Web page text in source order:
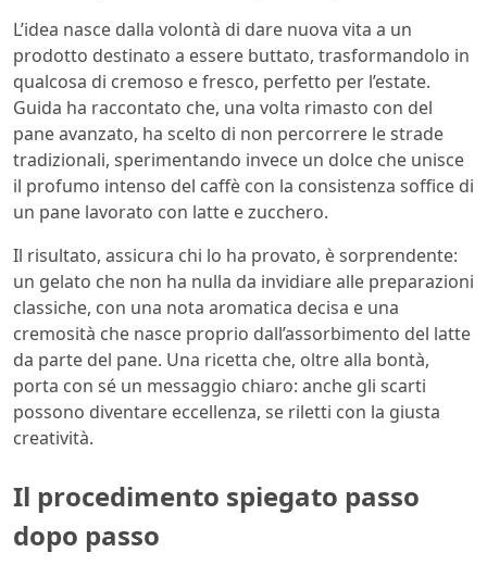
L’idea nasce dalla volontà di dare nuova vita a un
prodotto destinato a essere buttato, trasformandolo in
qualcosa di cremoso e fresco, perfetto per l’estate.
Guida ha raccontato che, una volta rimasto con del
pane avanzato, ha scelto di non percorrere le strade
tradizionali, sperimentando invece un dolce che unisce
il profumo intenso del caffè con la consistenza soffice di
un pane lavorato con latte e zucchero.
Il risultato, assicura chi lo ha provato, è sorprendente:
un gelato che non ha nulla da invidiare alle preparazioni
classiche, con una nota aromatica decisa e una
cremosità che nasce proprio dall’assorbimento del latte
da parte del pane. Una ricetta che, oltre alla bontà,
porta con sé un messaggio chiaro: anche gli scarti
possono diventare eccellenza, se riletti con la giusta
creatività.
Il procedimento spiegato passo
dopo passo